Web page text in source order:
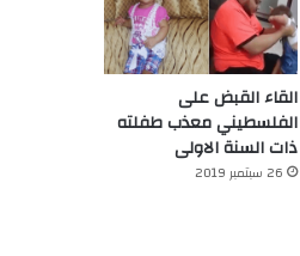
القاء القبض على
الفلسطيني معذب طفلته
ذات السنة الاولى
26 سبتمبر 2019